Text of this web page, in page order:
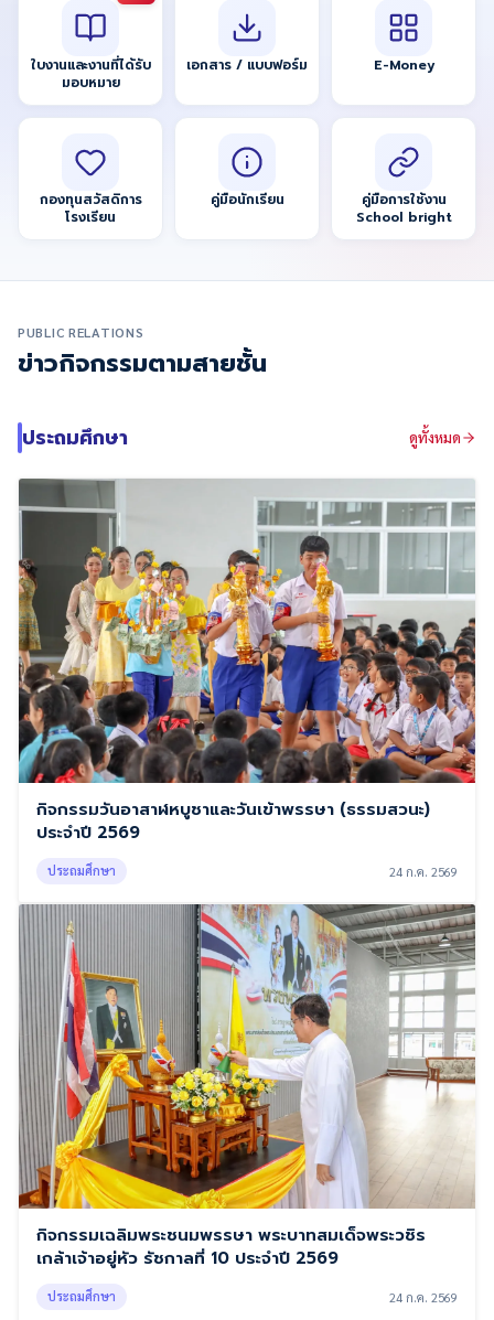
ใบงานและงานที่ได้รับ
มอบหมาย
เอกสาร / แบบฟอร์ม E-Money
กองทุนสวัสดิการ
โรงเรียน
คู่มือนักเรียน
คู่มือการใช้งาน
School bright
PUBLIC RELATIONS
ข่าวกิจกรรมตามสายชั้น
ประถมศึกษา ดูทั้งหมด
กิจกรรมวันอาสาฬหบูชาและวันเข้าพรรษา (ธรรมสวนะ)
ประจำปี 2569
ประถมศึกษา 24 ก.ค. 2569
กิจกรรมเฉลิมพระชนมพรรษา พระบาทสมเด็จพระวชิร
เกล้าเจ้าอยู่หัว รัชกาลที่ 10 ประจำปี 2569
ประถมศึกษา 24 ก.ค. 2569